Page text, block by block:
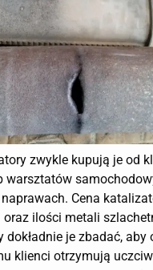
zwykle kupują je od
warsztatów
Cena
oraz ilości metali
je zbadać, aby
klienci otrzymują